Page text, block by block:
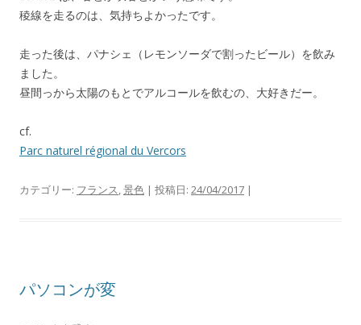
稜線を走るのは、気持ちよかったです。
走った後は、パナシェ（レモンソーダで割ったビール）を飲み
ました。
昼間っから太陽のもとでアルコールを飲むの、大好きだー。
cf.
Parc naturel régional du Vercors
カテゴリー: フランス,景色 | 投稿日: 24/04/2017 |
パソコンが変